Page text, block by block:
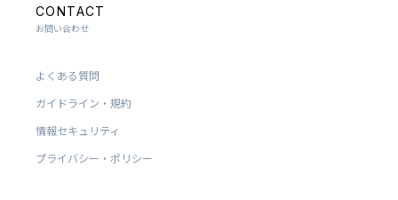
よくある質問
ガイドライン・規約
情報セキュリティ
プライバシー・ポリシー
CONTACT
お問い合わせ